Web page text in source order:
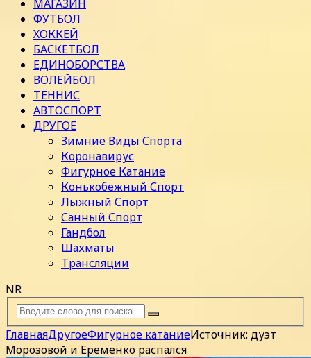
МАГАЗИН
ФУТБОЛ
ХОККЕЙ
БАСКЕТБОЛ
ЕДИНОБОРСТВА
ВОЛЕЙБОЛ
ТЕННИС
АВТОСПОРТ
ДРУГОЕ
Зимние Виды Спорта
Коронавирус
Фигурное Катание
Конькобежный Спорт
Лыжный Спорт
Санный Спорт
Гандбол
Шахматы
Трансляции
NR
ГлавнаяДругоеФигурное катаниеИсточник: дуэт
Морозовой и Еременко распался